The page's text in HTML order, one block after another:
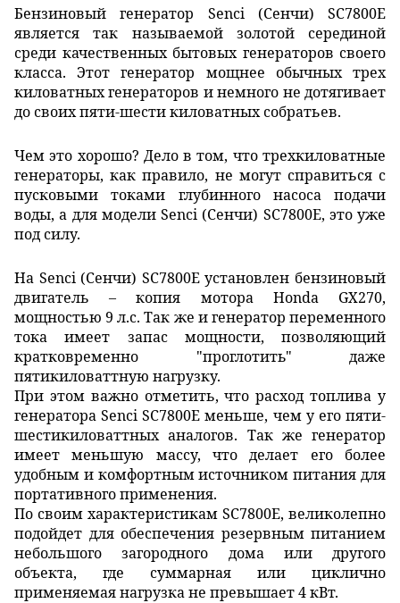
Бензиновый генератор Senci (Сенчи) SC7800E
является так называемой золотой серединой
среди качественных бытовых генераторов своего
класса. Этот генератор мощнее обычных трех
киловатных генераторов и немного не дотягивает
до своих пяти-шести киловатных собратьев.
Чем это хорошо? Дело в том, что трехкиловатные
генераторы, как правило, не могут справиться с
пусковыми токами глубинного насоса подачи
воды, а для модели Senci (Сенчи) SC7800E, это уже
под силу.
На Senci (Сенчи) SC7800E установлен бензиновый
двигатель – копия мотора Honda GX270,
мощностью 9 л.с. Так же и генератор переменного
тока имеет запас мощности, позволяющий
кратковременно "проглотить" даже
пятикиловаттную нагрузку.
При этом важно отметить, что расход топлива у
генератора Senci SC7800E меньше, чем у его пяти-
шестикиловаттных аналогов. Так же генератор
имеет меньшую массу, что делает его более
удобным и комфортным источником питания для
портативного применения.
По своим характеристикам SC7800E, великолепно
подойдет для обеспечения резервным питанием
небольшого загородного дома или другого
объекта, где суммарная или циклично
применяемая нагрузка не превышает 4 кВт.